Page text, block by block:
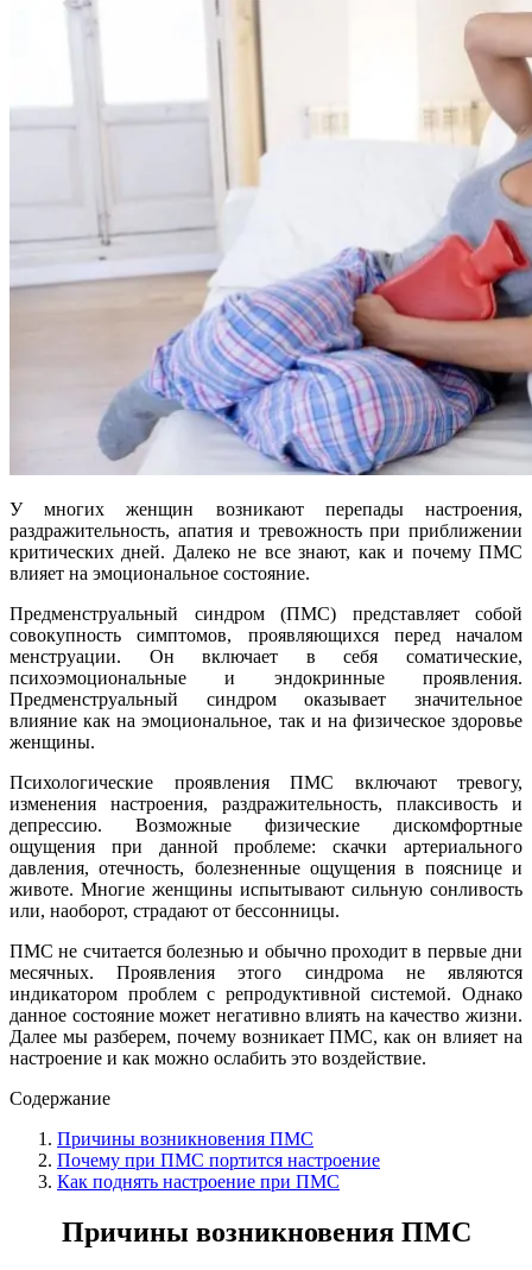
У многих женщин возникают перепады настроения,
раздражительность, апатия и тревожность при приближении
критических дней. Далеко не все знают, как и почему ПМС
влияет на эмоциональное состояние.
Предменструальный синдром (ПМС) представляет собой
совокупность симптомов, проявляющихся перед началом
менструации. Он включает в себя соматические,
психоэмоциональные и эндокринные проявления.
Предменструальный синдром оказывает значительное
влияние как на эмоциональное, так и на физическое здоровье
женщины.
Психологические проявления ПМС включают тревогу,
изменения настроения, раздражительность, плаксивость и
депрессию. Возможные физические дискомфортные
ощущения при данной проблеме: скачки артериального
давления, отечность, болезненные ощущения в пояснице и
животе. Многие женщины испытывают сильную сонливость
или, наоборот, страдают от бессонницы.
ПМС не считается болезнью и обычно проходит в первые дни
месячных. Проявления этого синдрома не являются
индикатором проблем с репродуктивной системой. Однако
данное состояние может негативно влиять на качество жизни.
Далее мы разберем, почему возникает ПМС, как он влияет на
настроение и как можно ослабить это воздействие.
Содержание
Причины возникновения ПМС
Почему при ПМС портится настроение
Как поднять настроение при ПМС
Причины возникновения ПМС